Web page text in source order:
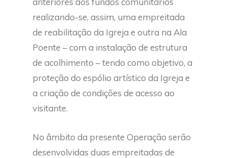
realizando-se, assim, uma empreitada
de reabilitação da Igreja e outra na Ala
Poente – com a instalação de estrutura
de acolhimento – tendo como objetivo, a
proteção do espólio artístico da Igreja e
a criação de condições de acesso ao
visitante.
No âmbito da presente Operação serão
desenvolvidas duas empreitadas de